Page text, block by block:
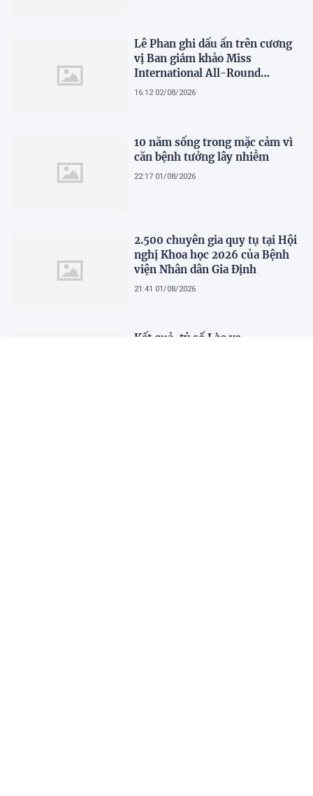
Lê Phan ghi dấu ấn trên cương
vị Ban giám khảo Miss
International All-Round
Businesswoman 2026: Thanh
16:12 02/08/2026
10 năm sống trong mặc cảm vì
căn bệnh tưởng lây nhiễm
22:17 01/08/2026
2.500 chuyên gia quy tụ tại Hội
nghị Khoa học 2026 của Bệnh
viện Nhân dân Gia Định
21:41 01/08/2026
Kết quả, tỷ số Lào vs